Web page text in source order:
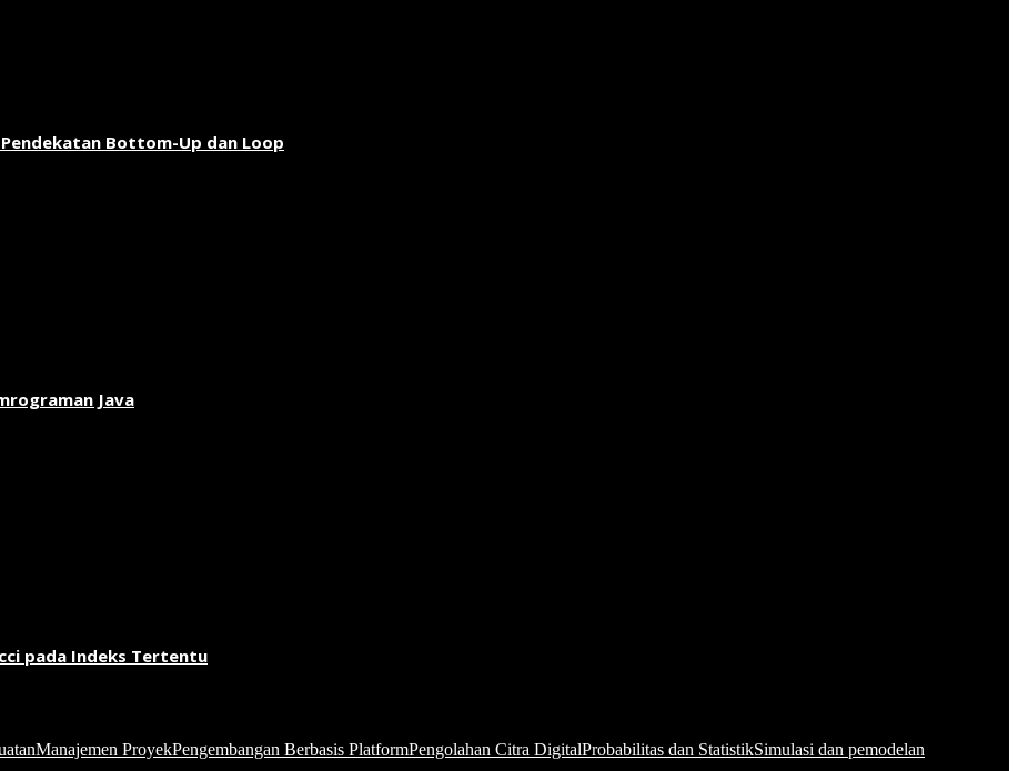
Bottom-Up dan Loop
Java
pada Indeks Tertentu
Manajemen ProyekPengembangan Berbasis PlatformPengolahan Citra DigitalProbabilitas dan StatistikSimulasi dan pemodelan